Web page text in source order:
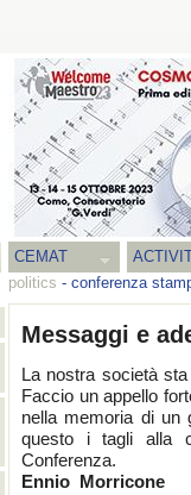
CEMAT
politics - conferenza
Messaggi e
La nostra società
Faccio un appello
nella memoria di un
questo i tagli alla
Conferenza.
Ennio Morricone